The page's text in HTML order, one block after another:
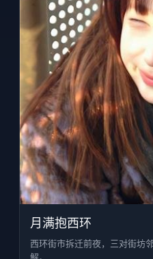
月满抱西环
西环街市拆迁前夜，三对街坊